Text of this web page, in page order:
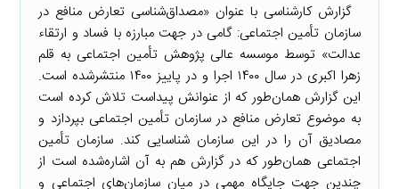
گزارش کارشناسی با عنوان «مصداق‌شناسی تعارض منافع در
سازمان تأمین اجتماعی: گامی در جهت مبارزه با فساد و ارتقاء
عدالت» توسط موسسه عالی پژوهش تأمین اجتماعی به قلم
زهرا اکبری در سال ۱۴۰۰ اجرا و در پاییز ۱۴۰۰ منتشرشده است.
این گزارش همان‌طور که از عنوانش پیداست تلاش کرده است
به موضوع تعارض منافع در سازمان تأمین اجتماعی بپردازد و
مصادیق آن را در این سازمان شناسایی کند. سازمان تأمین
اجتماعی همان‌طور که در گزارش هم به آن اشاره‌شده است از
چندین جهت جایگاه مهمی در میان سازمان‌های اجتماعی و